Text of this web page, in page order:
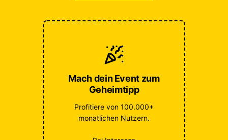
Mach dein Event zum
Geheimtipp
Profitiere von 100.000+
monatlichen Nutzern.